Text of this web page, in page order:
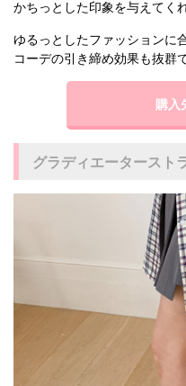
かちっとした印象を与えてく
ゆるっとしたファッションに
コーデの引き締め効果も抜群で
購入
グラディエータースト